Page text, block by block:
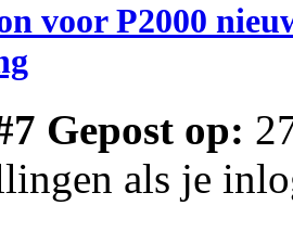
voor P2000
Gepost op:
als je